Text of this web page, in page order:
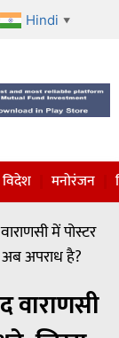
Policy Disclaimer
Hindi ▼
विदेश मनोरंजन
में पोस्टर
अब अपराध है?
वाराणसी